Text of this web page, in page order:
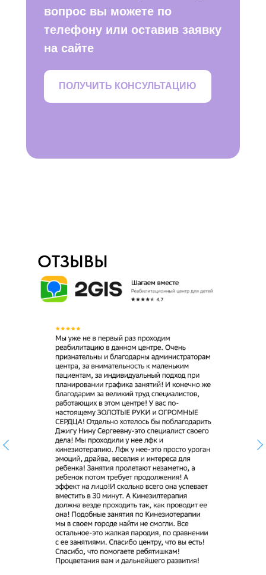
вопрос вы можете по
телефону или оставив заявку
на сайте
ПОЛУЧИТЬ КОНСУЛЬТАЦИЮ
ОТЗЫВЫ